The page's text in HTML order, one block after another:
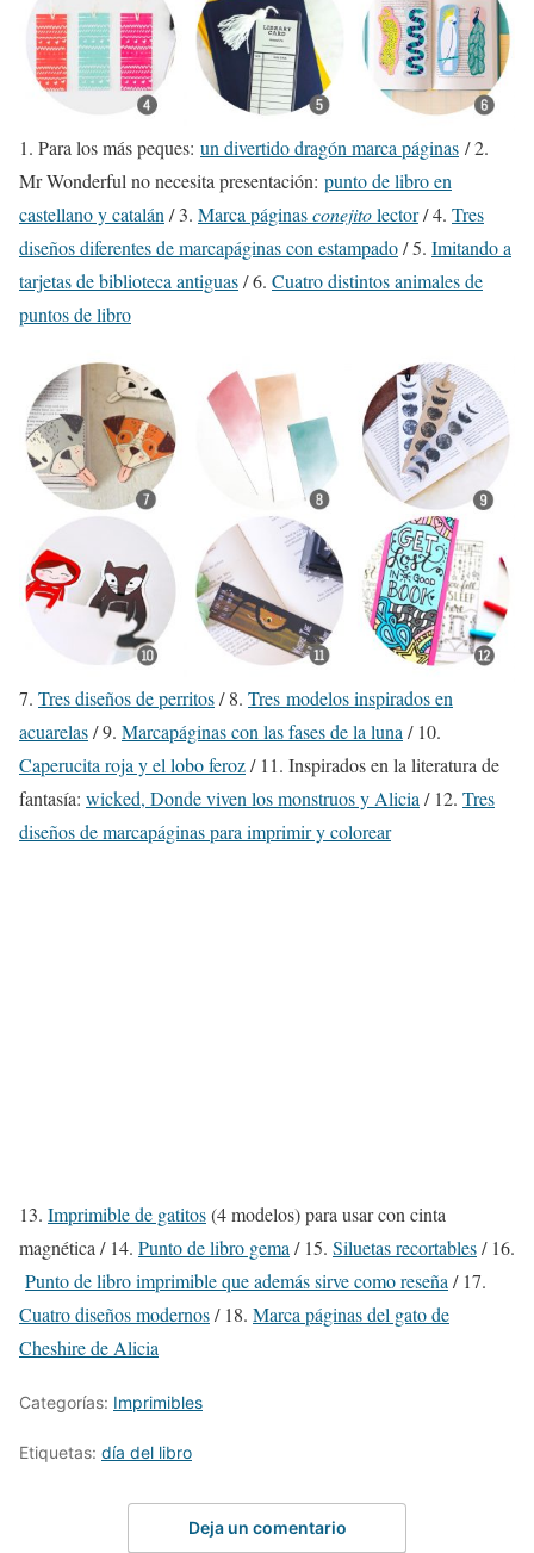
1. Para los más peques: un divertido dragón marca páginas / 2.
Mr Wonderful no necesita presentación: punto de libro en
castellano y catalán/ 3. Marca páginasconejitolector/ 4. Tres
diseños diferentes de marcapáginas con estampado/ 5. Imitando a
tarjetas de biblioteca antiguas/ 6. Cuatro distintos animales de
puntos de libro
7. Tres diseños de perritos/ 8. Tres modelos inspirados en
acuarelas/ 9. Marcapáginas con las fases de la luna / 10.
Caperucita roja y el lobo feroz/ 11. Inspirados en la literatura de
fantasía: wicked, Donde viven los monstruos y Alicia / 12. Tres
diseños de marcapáginas para imprimir y colorear
13. Imprimible de gatitos(4 modelos) para usar con cinta
magnética / 14. Punto de libro gema/ 15. Siluetas recortables/ 16.
Punto de libro imprimible que además sirve como reseña/ 17.
Cuatro diseños modernos/ 18. Marca páginas del gato de
Cheshire de Alicia
Categorías: Imprimibles
Etiquetas: día del libro
Deja un comentario